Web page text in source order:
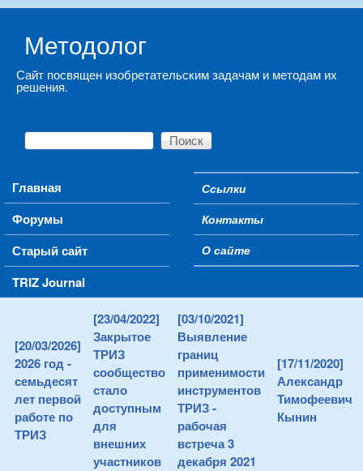
Методолог
Сайт посвящен изобретательским задачам и методам их
решения.
Форма поиска
Поиск
Main menu
Главная
Форумы
Старый сайт
TRIZ Journal
Secondary menu
Ссылки
Контакты
О сайте
[20/03/2026]
2026 год -
семьдесят
лет первой
работе по
ТРИЗ
[23/04/2022]
Закрытое
ТРИЗ
сообщество
стало
доступным
для
внешних
участников
[03/10/2021]
Выявление
границ
применимости
инструментов
ТРИЗ -
рабочая
встреча 3
декабря 2021
[17/11/2020]
Александр
Тимофеевич
Кынин